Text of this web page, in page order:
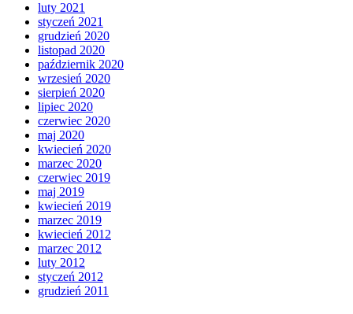
luty 2021
styczeń 2021
grudzień 2020
listopad 2020
październik 2020
wrzesień 2020
sierpień 2020
lipiec 2020
czerwiec 2020
maj 2020
kwiecień 2020
marzec 2020
czerwiec 2019
maj 2019
kwiecień 2019
marzec 2019
kwiecień 2012
marzec 2012
luty 2012
styczeń 2012
grudzień 2011